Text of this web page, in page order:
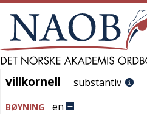
villkornell
villkornell substantiv
BØYNING en